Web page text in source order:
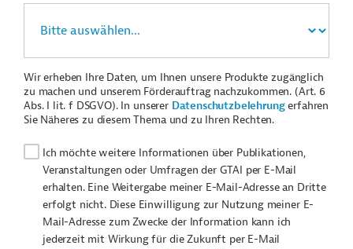
Wir erheben Ihre Daten, um Ihnen unsere Produkte zugänglich
zu machen und unserem Förderauftrag nachzukommen. (Art. 6
Abs. I lit. f DSGVO). In unserer Datenschutzbelehrungerfahren
Sie Näheres zu diesem Thema und zu Ihren Rechten.
Ich möchte weitere Informationen über Publikationen,
Veranstaltungen oder Umfragen der GTAI per E-Mail
erhalten. Eine Weitergabe meiner E-Mail-Adresse an Dritte
erfolgt nicht. Diese Einwilligung zur Nutzung meiner E-
Mail-Adresse zum Zwecke der Information kann ich
jederzeit mit Wirkung für die Zukunft per E-Mail